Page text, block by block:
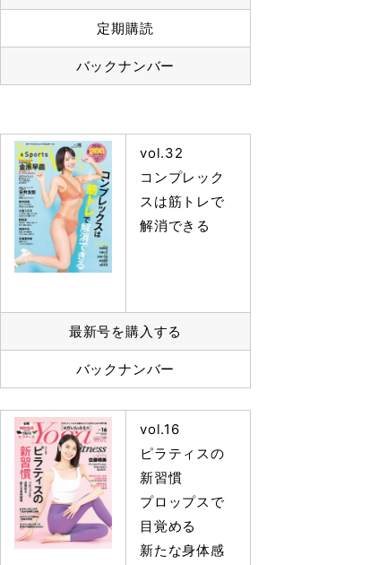
定期購読
バックナンバー
vol.32
コンプレック
スは筋トレで
解消できる
最新号を購入する
バックナンバー
vol.16
ピラティスの
新習慣
プロップスで
目覚める
新たな身体感